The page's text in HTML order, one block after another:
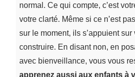
normal. Ce qui compte, c’est
votre clarté. Même si ce n’est
sur le moment, ils s’appuient
construire. En disant non, en
avec bienveillance, vous vous
apprenez aussi aux enfants à